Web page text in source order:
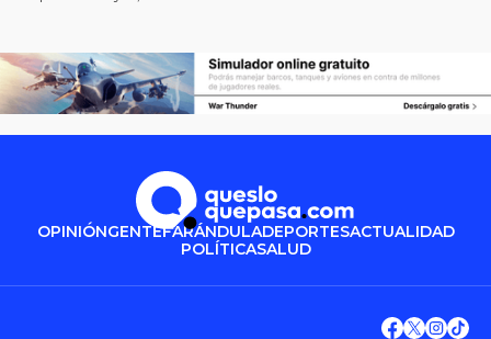
OPINIÓNGENTEFARÁNDULADEPORTESACTUALIDAD
POLÍTICASALUD